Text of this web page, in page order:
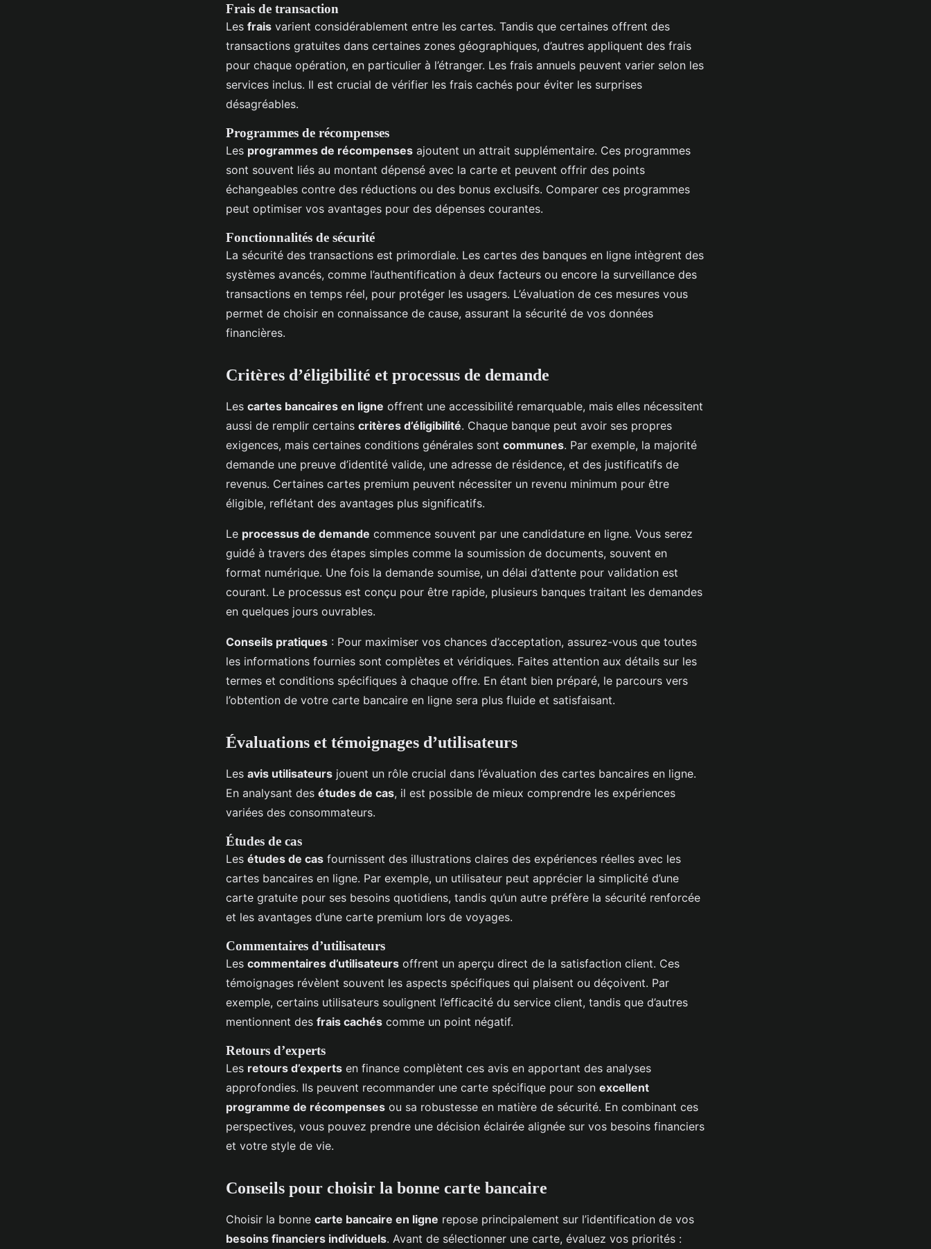
Frais de transaction
Les frais varient considérablement entre les cartes. Tandis que certaines offrent des
transactions gratuites dans certaines zones géographiques, d’autres appliquent des frais
pour chaque opération, en particulier à l’étranger. Les frais annuels peuvent varier selon les
services inclus. Il est crucial de vérifier les frais cachés pour éviter les surprises
désagréables.
Programmes de récompenses
Les programmes de récompenses ajoutent un attrait supplémentaire. Ces programmes
sont souvent liés au montant dépensé avec la carte et peuvent offrir des points
échangeables contre des réductions ou des bonus exclusifs. Comparer ces programmes
peut optimiser vos avantages pour des dépenses courantes.
Fonctionnalités de sécurité
La sécurité des transactions est primordiale. Les cartes des banques en ligne intègrent des
systèmes avancés, comme l’authentification à deux facteurs ou encore la surveillance des
transactions en temps réel, pour protéger les usagers. L’évaluation de ces mesures vous
permet de choisir en connaissance de cause, assurant la sécurité de vos données
financières.
Critères d’éligibilité et processus de demande
Les cartes bancaires en ligne offrent une accessibilité remarquable, mais elles nécessitent
aussi de remplir certains critères d’éligibilité. Chaque banque peut avoir ses propres
exigences, mais certaines conditions générales sont communes. Par exemple, la majorité
demande une preuve d’identité valide, une adresse de résidence, et des justificatifs de
revenus. Certaines cartes premium peuvent nécessiter un revenu minimum pour être
éligible, reflétant des avantages plus significatifs.
Le processus de demande commence souvent par une candidature en ligne. Vous serez
guidé à travers des étapes simples comme la soumission de documents, souvent en
format numérique. Une fois la demande soumise, un délai d’attente pour validation est
courant. Le processus est conçu pour être rapide, plusieurs banques traitant les demandes
en quelques jours ouvrables.
Conseils pratiques : Pour maximiser vos chances d’acceptation, assurez-vous que toutes
les informations fournies sont complètes et véridiques. Faites attention aux détails sur les
termes et conditions spécifiques à chaque offre. En étant bien préparé, le parcours vers
l’obtention de votre carte bancaire en ligne sera plus fluide et satisfaisant.
Évaluations et témoignages d’utilisateurs
Les avis utilisateurs jouent un rôle crucial dans l’évaluation des cartes bancaires en ligne.
En analysant des études de cas, il est possible de mieux comprendre les expériences
variées des consommateurs.
Études de cas
Les études de cas fournissent des illustrations claires des expériences réelles avec les
cartes bancaires en ligne. Par exemple, un utilisateur peut apprécier la simplicité d’une
carte gratuite pour ses besoins quotidiens, tandis qu’un autre préfère la sécurité renforcée
et les avantages d’une carte premium lors de voyages.
Commentaires d’utilisateurs
Les commentaires d’utilisateurs offrent un aperçu direct de la satisfaction client. Ces
témoignages révèlent souvent les aspects spécifiques qui plaisent ou déçoivent. Par
exemple, certains utilisateurs soulignent l’efficacité du service client, tandis que d’autres
mentionnent des frais cachés comme un point négatif.
Retours d’experts
Les retours d’experts en finance complètent ces avis en apportant des analyses
approfondies. Ils peuvent recommander une carte spécifique pour son excellent
programme de récompenses ou sa robustesse en matière de sécurité. En combinant ces
perspectives, vous pouvez prendre une décision éclairée alignée sur vos besoins financiers
et votre style de vie.
Conseils pour choisir la bonne carte bancaire
Choisir la bonne carte bancaire en ligne repose principalement sur l’identification de vos
besoins financiers individuels. Avant de sélectionner une carte, évaluez vos priorités :